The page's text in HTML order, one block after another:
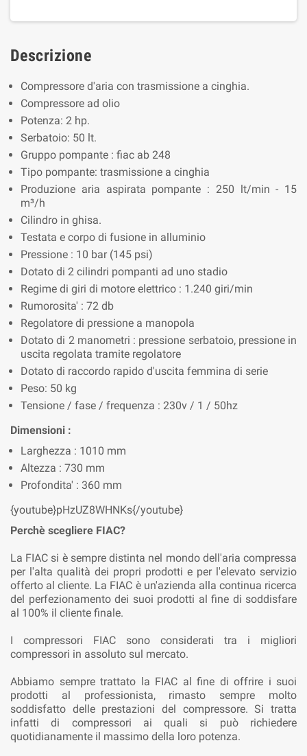
Descrizione
Compressore d'aria con trasmissione a cinghia.
Compressore ad olio
Potenza: 2 hp.
Serbatoio: 50 lt.
Gruppo pompante : fiac ab 248
Tipo pompante: trasmissione a cinghia
Produzione aria aspirata pompante : 250 lt/min - 15
m³/h
Cilindro in ghisa.
Testata e corpo di fusione in alluminio
Pressione : 10 bar (145 psi)
Dotato di 2 cilindri pompanti ad uno stadio
Regime di giri di motore elettrico : 1.240 giri/min
Rumorosita' : 72 db
Regolatore di pressione a manopola
Dotato di 2 manometri : pressione serbatoio, pressione in
uscita regolata tramite regolatore
Dotato di raccordo rapido d'uscita femmina di serie
Peso: 50 kg
Tensione / fase / frequenza : 230v / 1 / 50hz
Dimensioni :
Larghezza : 1010 mm
Altezza : 730 mm
Profondita' : 360 mm
{youtube}pHzUZ8WHNKs{/youtube}
Perchè scegliere FIAC?
La FIAC si è sempre distinta nel mondo dell'aria compressa
per l'alta qualità dei propri prodotti e per l'elevato servizio
offerto al cliente. La FIAC è un'azienda alla continua ricerca
del perfezionamento dei suoi prodotti al fine di soddisfare
al 100% il cliente finale.
I compressori FIAC sono considerati tra i migliori
compressori in assoluto sul mercato.
Abbiamo sempre trattato la FIAC al fine di offrire i suoi
prodotti al professionista, rimasto sempre molto
soddisfatto delle prestazioni del compressore. Si tratta
infatti di compressori ai quali si può richiedere
quotidianamente il massimo della loro potenza.